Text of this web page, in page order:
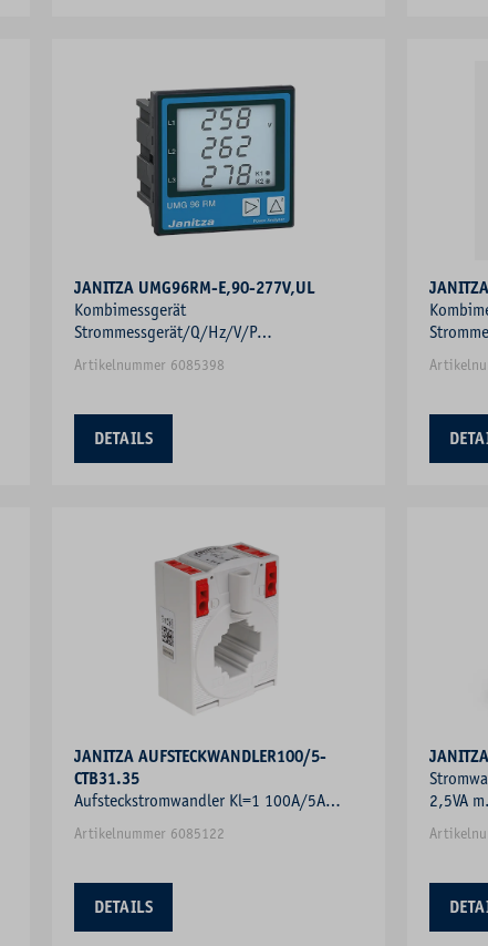
JANITZA UMG96RM-E,90-277V,UL
Kombimessgerät
Strommessgerät/Q/Hz/V/P
Blindleistungsmesser Frequenzmesser
Artikelnummer 6085398
DETAILS
JANITZA AUFSTECKWANDLER100/5-
CTB31.35
Aufsteckstromwandler Kl=1 100A/5A
2,5VA m.Berührungss Schnappbef
Artikelnummer 6085122
DETAILS
2,5VA